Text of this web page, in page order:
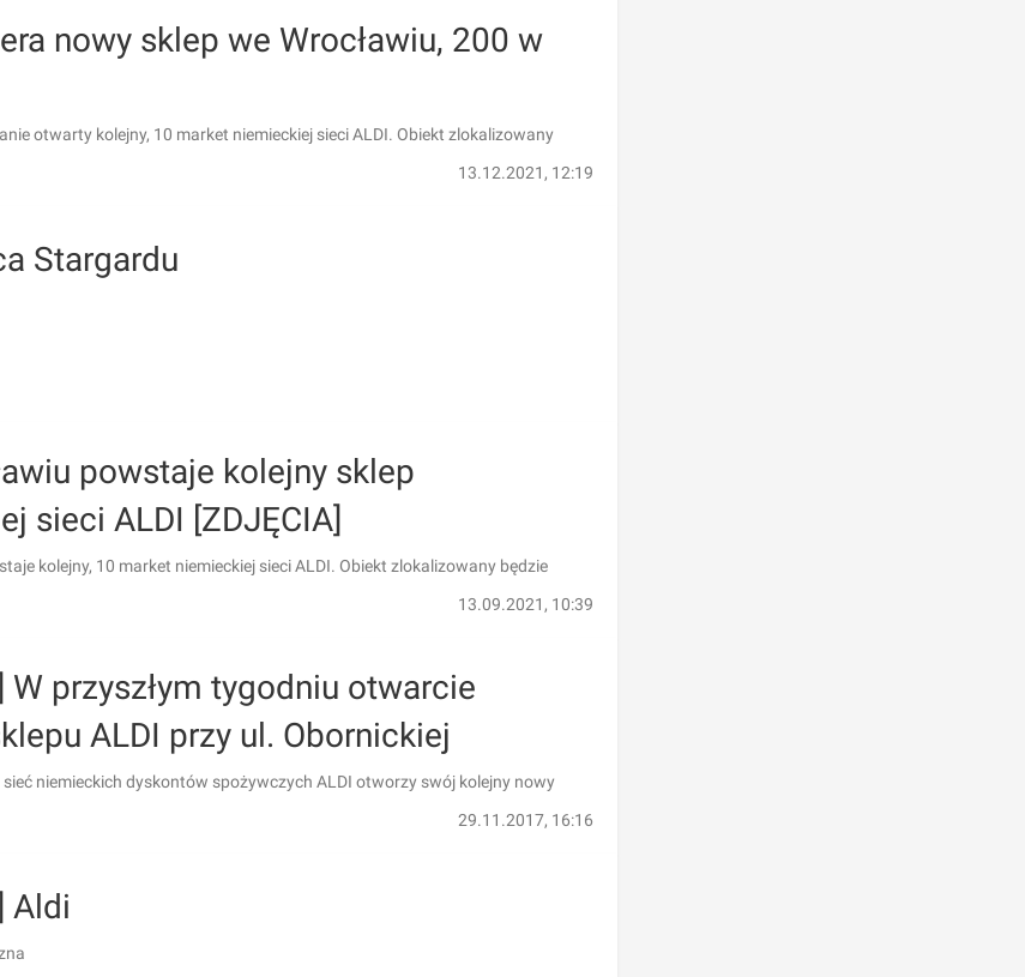
nowy sklep we Wrocławiu, 200 w
otwarty kolejny, 10 market niemieckiej sieci ALDI. Obiekt zlokalizowany
13.12.2021, 12:19
Stargardu
powstaje kolejny sklep
sieci ALDI [ZDJĘCIA]
kolejny, 10 market niemieckiej sieci ALDI. Obiekt zlokalizowany będzie
13.09.2021, 10:39
W przyszłym tygodniu otwarcie
ALDI przy ul. Obornickiej
niemieckich dyskontów spożywczych ALDI otworzy swój kolejny nowy
29.11.2017, 16:16
Aldi